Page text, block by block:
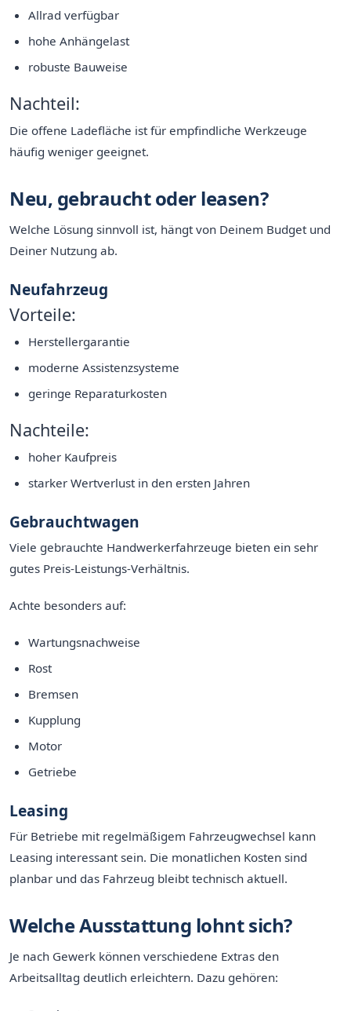
Allrad verfügbar
hohe Anhängelast
robuste Bauweise
Nachteil:
Die offene Ladefläche ist für empfindliche Werkzeuge
häufig weniger geeignet.
Neu, gebraucht oder leasen?
Welche Lösung sinnvoll ist, hängt von Deinem Budget und
Deiner Nutzung ab.
Neufahrzeug
Vorteile:
Herstellergarantie
moderne Assistenzsysteme
geringe Reparaturkosten
Nachteile:
hoher Kaufpreis
starker Wertverlust in den ersten Jahren
Gebrauchtwagen
Viele gebrauchte Handwerkerfahrzeuge bieten ein sehr
gutes Preis-Leistungs-Verhältnis.
Achte besonders auf:
Wartungsnachweise
Rost
Bremsen
Kupplung
Motor
Getriebe
Leasing
Für Betriebe mit regelmäßigem Fahrzeugwechsel kann
Leasing interessant sein. Die monatlichen Kosten sind
planbar und das Fahrzeug bleibt technisch aktuell.
Welche Ausstattung lohnt sich?
Je nach Gewerk können verschiedene Extras den
Arbeitsalltag deutlich erleichtern. Dazu gehören: